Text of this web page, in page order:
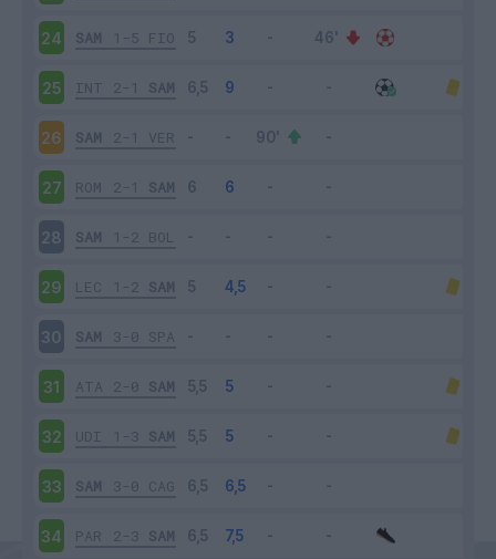
24 SAM 1-5 FIO
25 INT 2-1 SAM
26 SAM 2-1 VER
27 ROM 2-1 SAM
28 SAM 1-2 BOL
29 LEC 1-2 SAM
30 SAM 3-0 SPA
31 ATA 2-0 SAM
32 UDI 1-3 SAM
33 SAM 3-0 CAG
34 PAR 2-3 SAM